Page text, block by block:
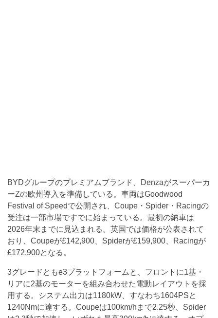
BYDグループのプレミアムブランド、Denzaがスーパーカ
ーZの欧州導入を準備している。車両はGoodwood
Festival of Speedで公開され、Coupe・Spider・Racingの
受注は一部市場ですでに始まっている。最初の納車は
2026年末までに見込まれる。英国では価格が公表されて
おり、Coupeが£142,900、Spiderが£159,900、Racingが
£172,900となる。
3グレードともe3プラットフォームと、フロントに1基・
リアに2基のモーターを組み合わせた電動レイアウトを採
用する。システム出力は1180kW、すなわち1604PSと
1240Nmに達する。Coupeは100km/hまで2.25秒、Spider